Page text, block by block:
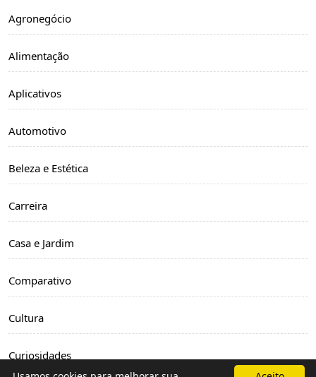
Agronegócio
Alimentação
Aplicativos
Automotivo
Beleza e Estética
Carreira
Casa e Jardim
Comparativo
Cultura
Curiosidades